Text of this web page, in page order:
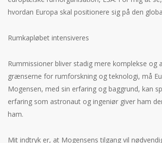
hvordan Europa skal positionere sig på den
Rumkapløbet intensiveres
Rummissioner bliver stadig mere komplekse og
grænserne for rumforskning og teknologi, må
Mogensen, med sin erfaring og baggrund, kan
erfaring som astronaut og ingeniør giver ham
ham.
Mit indtryk er, at Mogensens tilgang vil